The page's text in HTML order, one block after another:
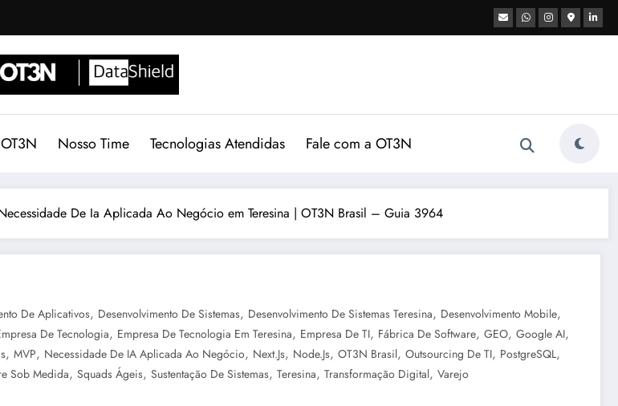
Nosso Time Tecnologias Atendidas Fale com a OT3N
De Ia Aplicada Ao Negócio em Teresina | OT3N Brasil – Guia 3964
De Aplicativos, Desenvolvimento De Sistemas, Desenvolvimento De Sistemas Teresina, Desenvolvimento Mobile,
De Tecnologia, Empresa De Tecnologia Em Teresina, Empresa De TI, Fábrica De Software, GEO, Google AI,
, MVP, Necessidade De IA Aplicada Ao Negócio, Next.js, Node.js, OT3N Brasil, Outsourcing De TI, PostgreSQL,
Sob Medida, Squads Ágeis, Sustentação De Sistemas, Teresina, Transformação Digital, Varejo